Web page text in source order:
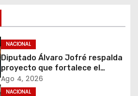
NACIONAL
Diputado Álvaro Jofré respalda
proyecto que fortalece el
control de identidad durante
estados de excepción
Ago 4, 2026
NACIONAL